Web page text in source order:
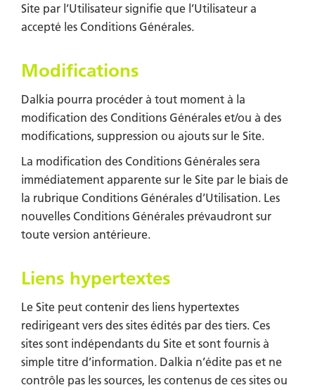
Site par l’Utilisateur signifie que l’Utilisateur a
accepté les Conditions Générales.
Modifications
Dalkia pourra procéder à tout moment à la
modification des Conditions Générales et/ou à des
modifications, suppression ou ajouts sur le Site.
La modification des Conditions Générales sera
immédiatement apparente sur le Site par le biais de
la rubrique Conditions Générales d’Utilisation. Les
nouvelles Conditions Générales prévaudront sur
toute version antérieure.
Liens hypertextes
Le Site peut contenir des liens hypertextes
redirigeant vers des sites édités par des tiers. Ces
sites sont indépendants du Site et sont fournis à
simple titre d’information. Dalkia n’édite pas et ne
contrôle pas les sources, les contenus de ces sites ou